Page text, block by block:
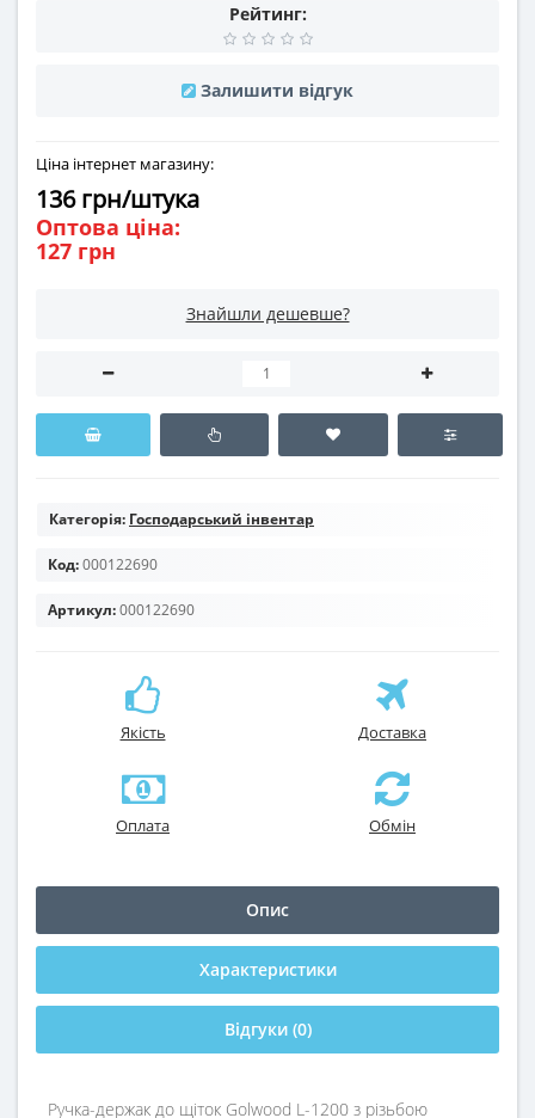
Рейтинг:
Залишити відгук
Ціна інтернет магазину:
136 грн/штука
Оптова ціна:
127 грн
Знайшли дешевше?
Категорія: Господарський інвентар
Код:000122690
Артикул:000122690
Якість Доставка
Оплата Обмін
Опис
Характеристики
Відгуки (0)
Ручка-держак до щіток Golwood L-1200 з різьбою